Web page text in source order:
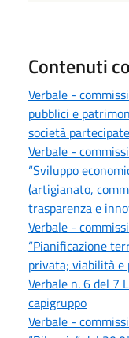
Contenuti
Verbale -
pubblici e
società
Verbale -
“Sviluppo
(artigianato,
trasparenza e
Verbale -
“Pianificazione
privata; viabilità e
Verbale n. 6 del 7
capigruppo
Verbale -